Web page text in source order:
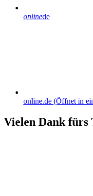
onlinede
online.de (Öffnet in
Vielen Dank fürs